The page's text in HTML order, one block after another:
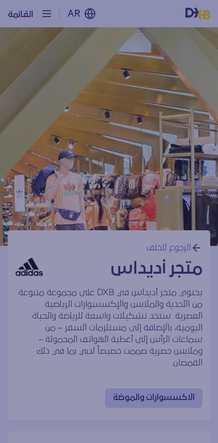
القائمة AR
الرجوع للخلف
متجر أديداس
يحتوي متجر أديداس في DXB على مجموعة متنوعة
من الأحذية والملابس والإكسسوارات الرياضية
العصرية. ستجد تشكيلات واسعة للرياضة والحياة
اليومية، بالإضافة إلى مستلزمات السفر – من
سماعات الرأس إلى أغطية الهواتف المحمولة –
وملابس حصرية صممت خصيصاً لدبي بما في ذلك
القمصان.
الاكسسوارات والموضة